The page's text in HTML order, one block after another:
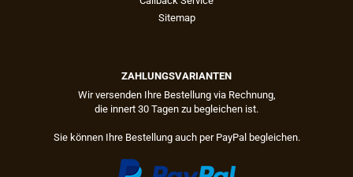
Sitemap
ZAHLUNGSVARIANTEN
Wir versenden Ihre Bestellung via Rechnung,
die innert 30 Tagen zu begleichen ist.
Sie können Ihre Bestellung auch per PayPal begleichen.